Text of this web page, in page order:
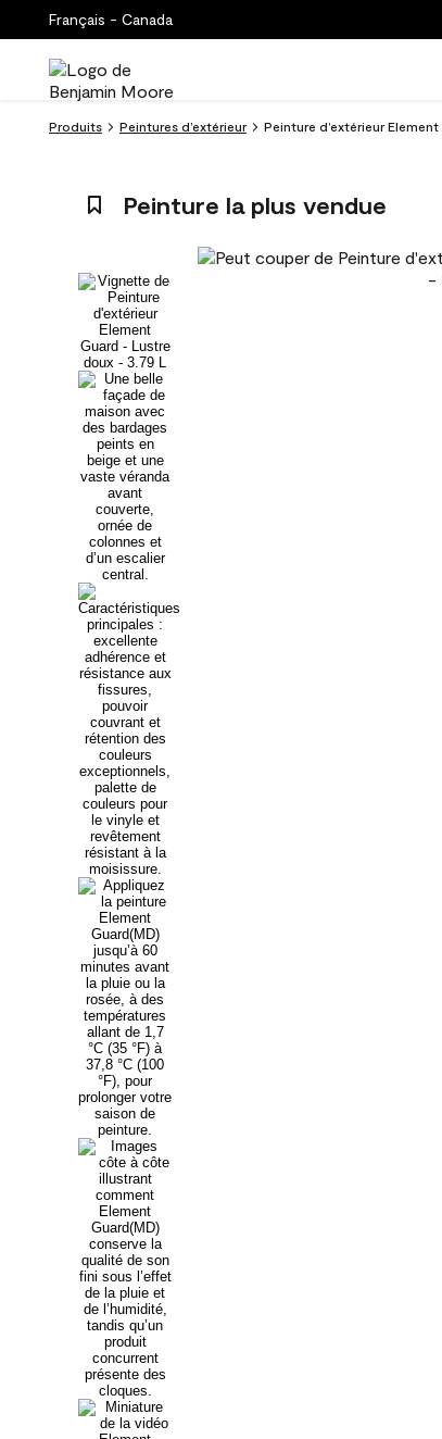
Français - Canada
Produits Peintures d’extérieur Peinture d’extérieur
Peinture la plus vendue